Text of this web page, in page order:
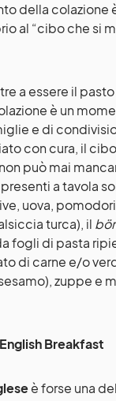
della colazione
al “cibo che si
a essere il
è un
e di
con cura, il
può mai
a tavola
uova,
turca), il
fogli di pasta
di carne e/o
zuppe e
Breakfast
è forse una